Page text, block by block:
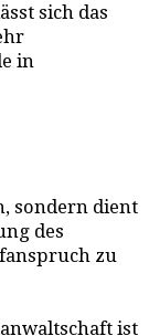
sich das
in
sondern dient
des
zu
ist